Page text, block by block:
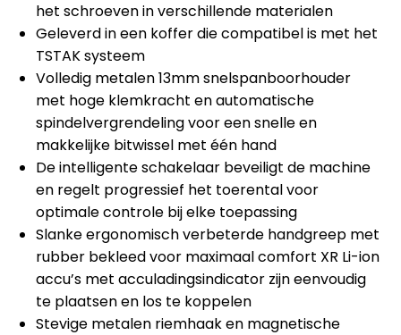
het schroeven in verschillende materialen
Geleverd in een koffer die compatibel is met het
TSTAK systeem
Volledig metalen 13mm snelspanboorhouder
met hoge klemkracht en automatische
spindelvergrendeling voor een snelle en
makkelijke bitwissel met één hand
De intelligente schakelaar beveiligt de machine
en regelt progressief het toerental voor
optimale controle bij elke toepassing
Slanke ergonomisch verbeterde handgreep met
rubber bekleed voor maximaal comfort XR Li-ion
accu’s met acculadingsindicator zijn eenvoudig
te plaatsen en los te koppelen
Stevige metalen riemhaak en magnetische